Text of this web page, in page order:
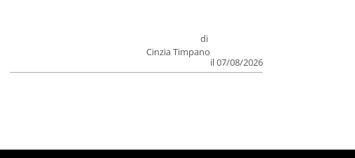
di
Cinzia Timpano
il 07/08/2026